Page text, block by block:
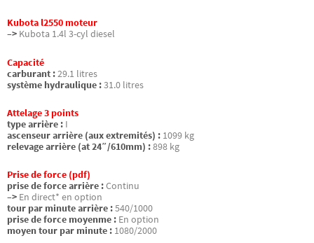
Kubota l2550 moteur
–> Kubota 1.4l 3-cyl diesel
Capacité
carburant :29.1 litres
système hydraulique :31.0 litres
Attelage 3 points
type arrière : I
ascenseur arrière (aux extremités) : 1099 kg
relevage arrière (at 24″/610mm) :898 kg
Prise de force (pdf)
prise de force arrière :Continu
–> En direct* en option
tour par minute arrière :540/1000
prise de force moyenme : En option
moyen tour par minute : 1080/2000